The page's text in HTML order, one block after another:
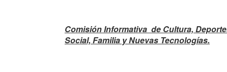
Comisión Informativa de Cultura,
Social, Familia y Nuevas Tecnologías.